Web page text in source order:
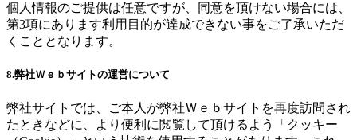
個人情報のご提供は任意ですが、同意を頂けない場合には、
第3項にあります利用目的が達成できない事をご了承いただ
くこととなります。
8.弊社Ｗｅｂサイトの運営について
弊社サイトでは、ご本人が弊社Ｗｅｂサイトを再度訪問され
たときなどに、より便利に閲覧して頂けるよう「クッキー